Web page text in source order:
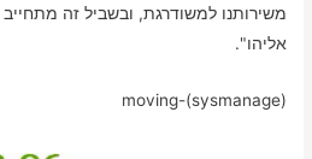
משירותנו למשודרגת, ובשביל זה
אליהו".
moving-(sysmanage)